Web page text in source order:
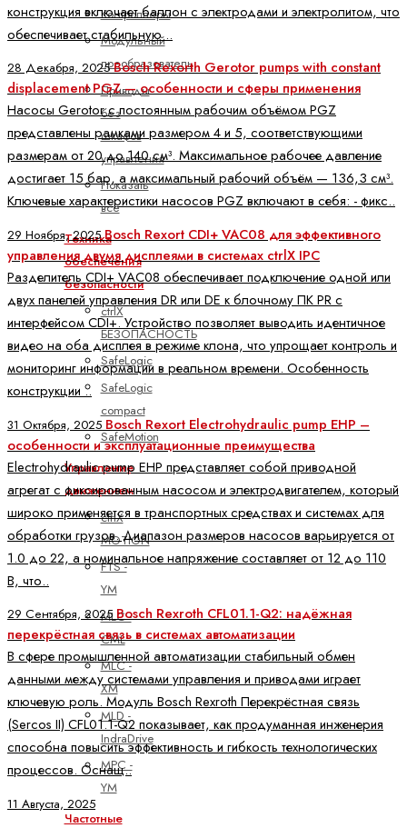
Контроллеры
Модульный
преобразователь
Приводы
без
шкафов
управления
Показать
все
Техника
обеспечения
безопасности
ctrlX
БЕЗОПАСНОСТЬ
SafeLogic
SafeLogic
compact
SafeMotion
Управление
движением
ctrlX
MOTION
FTS -
YM
MLC -
CML
MLC -
XM
MLD -
IndraDrive
MPC -
YM
Частотные
конструкция включает баллон с электродами и электролитом, что
обеспечивает стабильную ..
28 Декабря, 2025Bosch Rexorth Gerotor pumps with constant
displacement PGZ — особенности и сферы применения
Насосы Gerotor с постоянным рабочим объёмом PGZ
представлены рамками размером 4 и 5, соответствующими
размерам от 20 до 140 см³. Максимальное рабочее давление
достигает 15 бар, а максимальный рабочий объём — 136,3 см³.
Ключевые характеристики насосов PGZ включают в себя: - фикс..
29 Ноября, 2025Bosch Rexort CDI+ VAC08 для эффективного
управления двумя дисплеями в системах ctrlX IPC
Разделитель CDI+ VAC08 обеспечивает подключение одной или
двух панелей управления DR или DE к блочному ПК PR с
интерфейсом CDI+. Устройство позволяет выводить идентичное
видео на оба дисплея в режиме клона, что упрощает контроль и
мониторинг информации в реальном времени. Особенность
конструкции ..
31 Октября, 2025 Bosch Rexort Electrohydraulic pump EHP –
особенности и эксплуатационные преимущества
Electrohydraulic pump EHP представляет собой приводной
агрегат с фиксированным насосом и электродвигателем, который
широко применяется в транспортных средствах и системах для
обработки грузов. Диапазон размеров насосов варьируется от
1.0 до 22, а номинальное напряжение составляет от 12 до 110
В, что..
29 Сентября, 2025 Bosch Rexroth CFL01.1-Q2: надёжная
перекрёстная связь в системах автоматизации
В сфере промышленной автоматизации стабильный обмен
данными между системами управления и приводами играет
ключевую роль. Модуль Bosch Rexroth Перекрёстная связь
(Sercos II) CFL01.1-Q2 показывает, как продуманная инженерия
способна повысить эффективность и гибкость технологических
процессов. Оснащ..
11 Августа, 2025